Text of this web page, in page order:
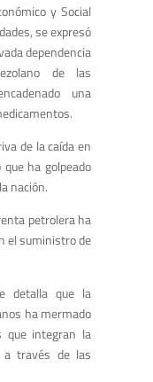
y Social
se expresó
dependencia
de las
una
de la caída en
ha golpeado
nación.
petrolera ha
el suministro de
detalla que la
ha mermado
que integran la
a través de las